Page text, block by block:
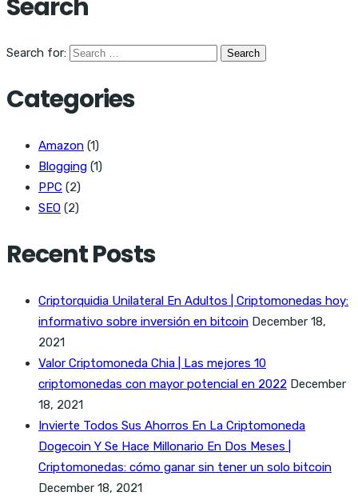
Search
Search for:
Categories
Amazon (1)
Blogging (1)
PPC (2)
SEO (2)
Recent Posts
Criptorquidia Unilateral En Adultos | Criptomonedas hoy:
informativo sobre inversión en bitcoin December 18,
2021
Valor Criptomoneda Chia | Las mejores 10
criptomonedas con mayor potencial en 2022 December
18, 2021
Invierte Todos Sus Ahorros En La Criptomoneda
Dogecoin Y Se Hace Millonario En Dos Meses |
Criptomonedas: cómo ganar sin tener un solo bitcoin
December 18, 2021